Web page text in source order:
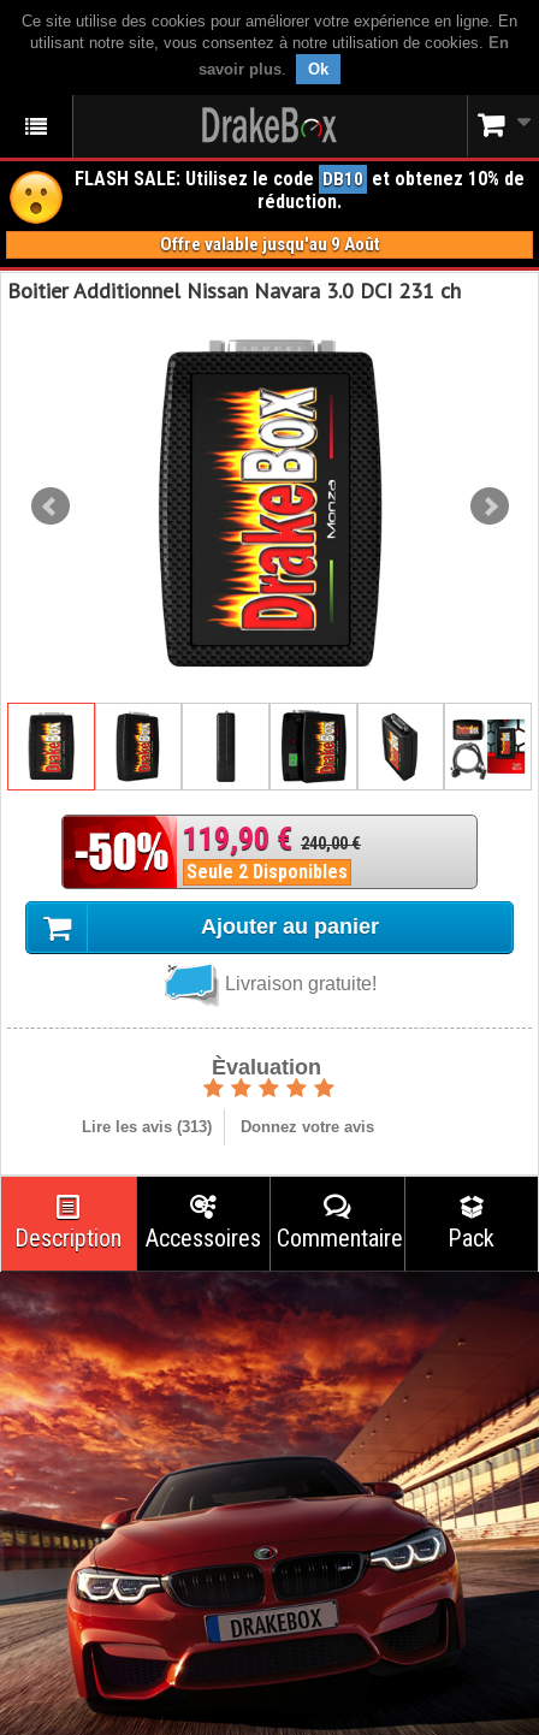
Ce site utilise des cookies pour améliorer votre expérience en ligne. En
utilisant notre site, vous consentez à notre utilisation de cookies. En
savoir plus. Ok
FLASH SALE: Utilisez le code DB10 et obtenez 10% de
réduction.
Offre valable jusqu'au 9 Août
Boitier Additionnel Nissan Navara 3.0 DCI 231 ch
119,90 € 240,00 €
Seule 2 Disponibles
Ajouter au panier
Livraison gratuite!
Èvaluation
Lire les avis (313) Donnez votre avis
Description Accessoires Commentaires Pack